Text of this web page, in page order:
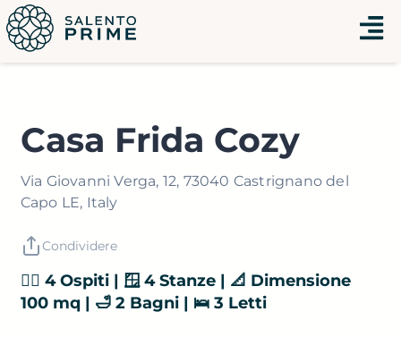
Vai
al
contenuto
Menu
Casa Frida Cozy
Via Giovanni Verga, 12, 73040 Castrignano del
Capo LE, Italy
Condividere
👯‍♂️ 4 Ospiti | 🪟 4 Stanze | 📐 Dimensione
100 mq | 🛁 2 Bagni | 🛌 3 Letti